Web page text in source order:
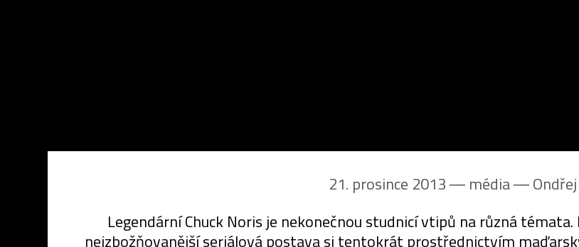
21. prosince 2013 ― média ―
Legendární Chuck Noris je nekonečnou studnicí vtipů na různá
nejzbožňovanější seriálová postava si tentokrát prostřednictvím